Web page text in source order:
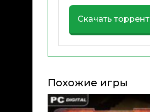
Скачать торрент
Похожие игры